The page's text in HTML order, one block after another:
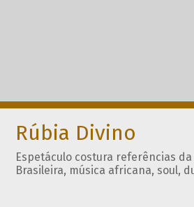
Rúbia Divino
Espetáculo costura referências
Brasileira, música africana, soul,